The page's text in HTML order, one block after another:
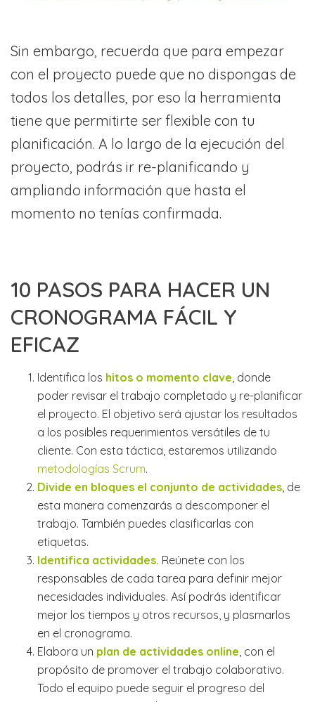
Sin embargo, recuerda que para empezar
con el proyecto puede que no dispongas de
todos los detalles, por eso la herramienta
tiene que permitirte ser flexible con tu
planificación. A lo largo de la ejecución del
proyecto, podrás ir re-planificando y
ampliando información que hasta el
momento no tenías confirmada.
10 PASOS PARA HACER UN
CRONOGRAMA FÁCIL Y
EFICAZ
Identifica los hitos o momento clave , donde
poder revisar el trabajo completado y re-planificar
el proyecto. El objetivo será ajustar los resultados
a los posibles requerimientos versátiles de tu
cliente. Con esta táctica, estaremos utilizando
metodologías Scrum.
Divide en bloques el conjunto de actividades, de
esta manera comenzarás a descomponer el
trabajo. También puedes clasificarlas con
etiquetas.
Identifica actividades. Reúnete con los
responsables de cada tarea para definir mejor
necesidades individuales. Así podrás identificar
mejor los tiempos y otros recursos, y plasmarlos
en el cronograma.
Elabora un plan de actividadesonline , con el
propósito de promover el trabajo colaborativo.
Todo el equipo puede seguir el progreso del